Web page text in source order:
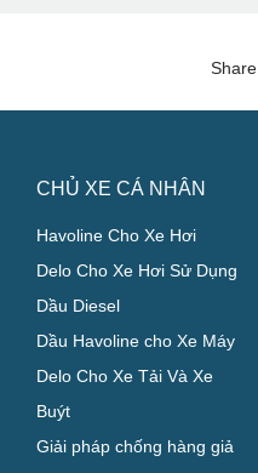
CHỦ XE CÁ NHÂN
Havoline Cho Xe Hơi
Delo Cho Xe Hơi Sử Dụng
Dầu Diesel
Dầu Havoline cho Xe Máy
Delo Cho Xe Tải Và Xe
Buýt
Giải pháp chống hàng giả